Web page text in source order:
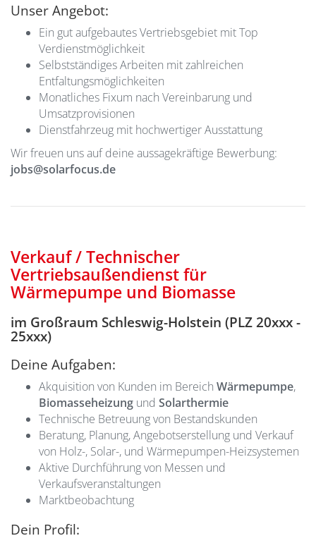
Unser Angebot:
Ein gut aufgebautes Vertriebsgebiet mit Top
Verdienstmöglichkeit
Selbstständiges Arbeiten mit zahlreichen
Entfaltungsmöglichkeiten
Monatliches Fixum nach Vereinbarung und
Umsatzprovisionen
Dienstfahrzeug mit hochwertiger Ausstattung
Wir freuen uns auf deine aussagekräftige Bewerbung:
jobs@solarfocus.de
Verkauf / Technischer
Vertriebsaußendienstfür
Wärmepumpe und Biomasse
im Großraum Schleswig-Holstein (PLZ 20xxx -
25xxx)
Deine Aufgaben:
Akquisition von Kunden im Bereich Wärmepumpe,
Biomasseheizung und Solarthermie
Technische Betreuung von Bestandskunden
Beratung, Planung, Angebotserstellung und Verkauf
von Holz-, Solar-, und Wärmepumpen-Heizsystemen
Aktive Durchführung von Messen und
Verkaufsveranstaltungen
Marktbeobachtung
Dein Profil: